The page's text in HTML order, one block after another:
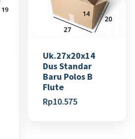
Uk.27x20x14
Dus Standar
Baru Polos B
Flute
Rp10.575